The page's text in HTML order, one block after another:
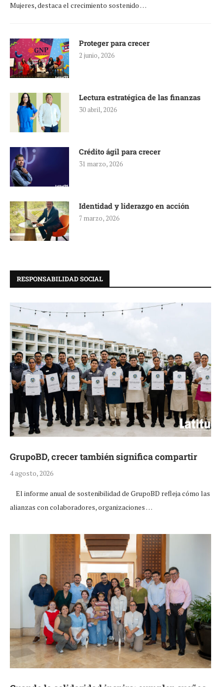
Mujeres, destaca el crecimiento sostenido …
Proteger para crecer
2 junio, 2026
Lectura estratégica de las finanzas
30 abril, 2026
Crédito ágil para crecer
31 marzo, 2026
Identidad y liderazgo en acción
7 marzo, 2026
RESPONSABILIDAD SOCIAL
GrupoBD, crecer también significa compartir
4 agosto, 2026
El informe anual de sostenibilidad de GrupoBD refleja cómo las
alianzas con colaboradores, organizaciones …